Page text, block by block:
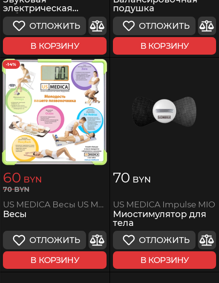
электрическая
зубная щетка
ОТЛОЖИТЬ
В КОРЗИНУ
подушка
ОТЛОЖИТЬ
В КОРЗИНУ
-14%
60 BYN
70BYN
US MEDICA Весы US MEDICA
Весы
ОТЛОЖИТЬ
В КОРЗИНУ
70 BYN
US MEDICA Impulse MIO
Миостимулятор для
тела
ОТЛОЖИТЬ
В КОРЗИНУ